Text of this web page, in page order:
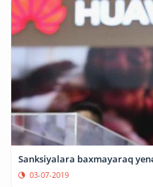
Sanksiyalara baxmayaraq
03-07-2019